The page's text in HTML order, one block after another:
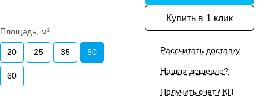
Площадь, м²
20 25 35 50
60
Купить в 1 клик
Рассчитать доставку
Нашли дешевле?
Получить счет / КП